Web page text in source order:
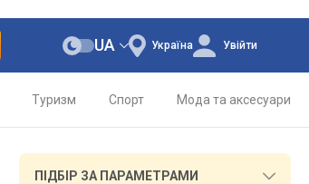
Україна
UA Увійти
Туризм Спорт Мода та аксесуари
ПІДБІР ЗА ПАРАМЕТРАМИ